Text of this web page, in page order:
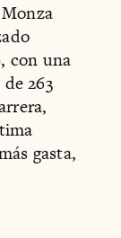
con una
263
gasta,